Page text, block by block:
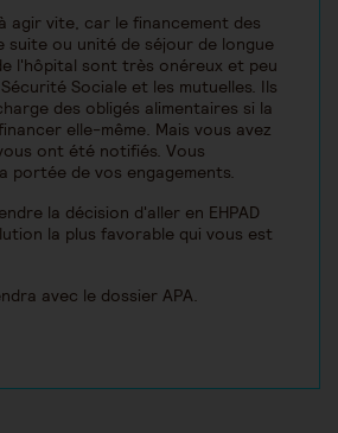
agir vite, car le financement des
suite ou unité de séjour de longue
l'hôpital sont très onéreux et peu
Sociale et les mutuelles. Ils
des obligés alimentaires si la
elle-même. Mais vous avez
ont été notifiés. Vous
portée de vos engagements.
la décision d'aller en EHPAD
la plus favorable qui vous est
avec le dossier APA.